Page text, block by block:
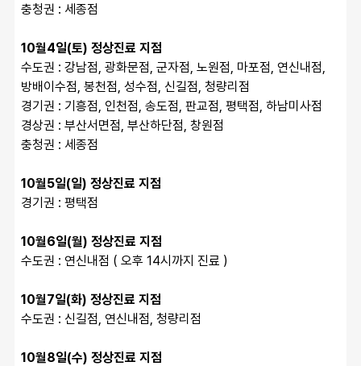
충청권 : 세종점
10월4일(토) 정상진료 지점
수도권 : 강남점, 광화문점, 군자점, 노원점, 마포점, 연신내점,
방배이수점, 봉천점, 성수점, 신길점, 청량리점
경기권 : 기흥점, 인천점, 송도점, 판교점, 평택점, 하남미사점
경상권 : 부산서면점, 부산하단점, 창원점
충청권 : 세종점
10월5일(일) 정상진료 지점
경기권 : 평택점
10월6일(월) 정상진료 지점
수도권 : 연신내점 ( 오후 14시까지 진료 )
10월7일(화) 정상진료 지점
수도권 : 신길점, 연신내점, 청량리점
10월8일(수) 정상진료 지점